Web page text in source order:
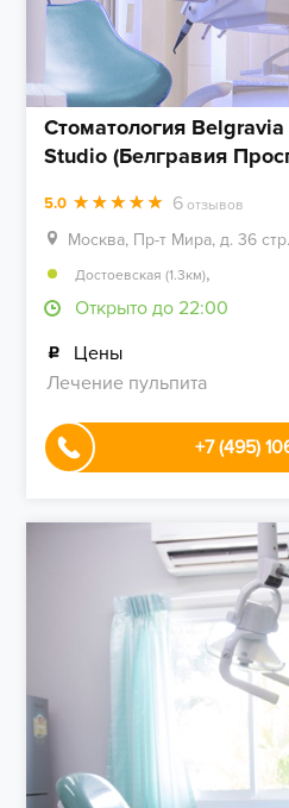
Стоматология
Studio (Белгравия
5.0 6 отзывов
Москва, Пр-т Мира, д. 36
Достоевская (1.3км),
Открыто до 22:00
Цены
Лечение пульпита
+7 (495)